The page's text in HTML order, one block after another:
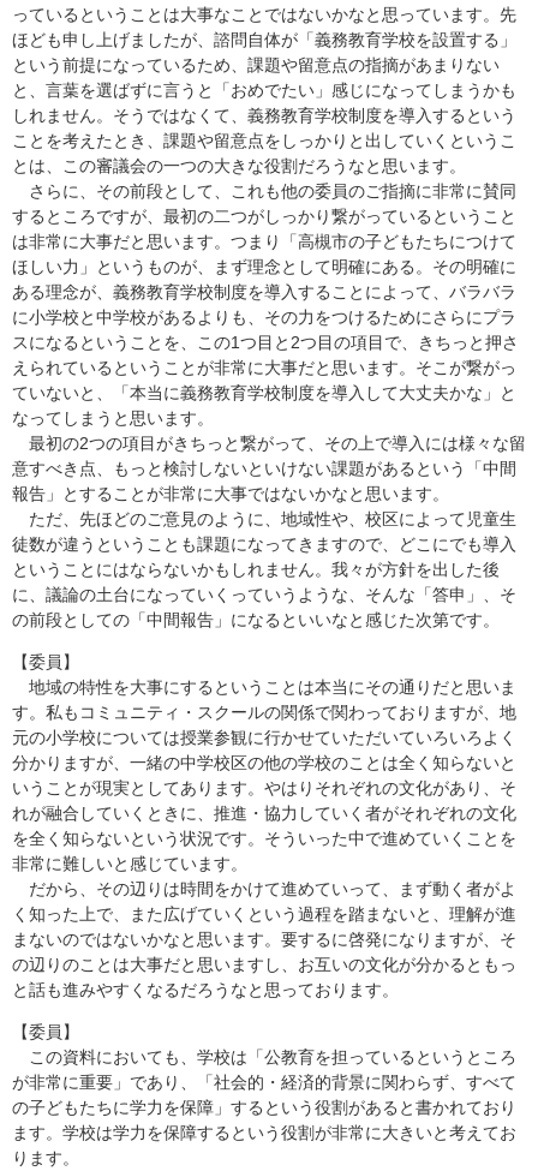
っているということは大事なことではないかなと思っています。先
ほども申し上げましたが、諮問自体が「義務教育学校を設置する」
という前提になっているため、課題や留意点の指摘があまりない
と、言葉を選ばずに言うと「おめでたい」感じになってしまうかも
しれません。そうではなくて、義務教育学校制度を導入するという
ことを考えたとき、課題や留意点をしっかりと出していくというこ
とは、この審議会の一つの大きな役割だろうなと思います。
さらに、その前段として、これも他の委員のご指摘に非常に賛同
するところですが、最初の二つがしっかり繋がっているということ
は非常に大事だと思います。つまり「高槻市の子どもたちにつけて
ほしい力」というものが、まず理念として明確にある。その明確に
ある理念が、義務教育学校制度を導入することによって、バラバラ
に小学校と中学校があるよりも、その力をつけるためにさらにプラ
スになるということを、この1つ目と2つ目の項目で、きちっと押さ
えられているということが非常に大事だと思います。そこが繋がっ
ていないと、「本当に義務教育学校制度を導入して大丈夫かな」と
なってしまうと思います。
最初の2つの項目がきちっと繋がって、その上で導入には様々な留
意すべき点、もっと検討しないといけない課題があるという「中間
報告」とすることが非常に大事ではないかなと思います。
ただ、先ほどのご意見のように、地域性や、校区によって児童生
徒数が違うということも課題になってきますので、どこにでも導入
ということにはならないかもしれません。我々が方針を出した後
に、議論の土台になっていくっていうような、そんな「答申」、そ
の前段としての「中間報告」になるといいなと感じた次第です。
【委員】
地域の特性を大事にするということは本当にその通りだと思いま
す。私もコミュニティ・スクールの関係で関わっておりますが、地
元の小学校については授業参観に行かせていただいていろいろよく
分かりますが、一緒の中学校区の他の学校のことは全く知らないと
いうことが現実としてあります。やはりそれぞれの文化があり、そ
れが融合していくときに、推進・協力していく者がそれぞれの文化
を全く知らないという状況です。そういった中で進めていくことを
非常に難しいと感じています。
だから、その辺りは時間をかけて進めていって、まず動く者がよ
く知った上で、また広げていくという過程を踏まないと、理解が進
まないのではないかなと思います。要するに啓発になりますが、そ
の辺りのことは大事だと思いますし、お互いの文化が分かるともっ
と話も進みやすくなるだろうなと思っております。
【委員】
この資料においても、学校は「公教育を担っているというところ
が非常に重要」であり、「社会的・経済的背景に関わらず、すべて
の子どもたちに学力を保障」するという役割があると書かれており
ます。学校は学力を保障するという役割が非常に大きいと考えてお
ります。